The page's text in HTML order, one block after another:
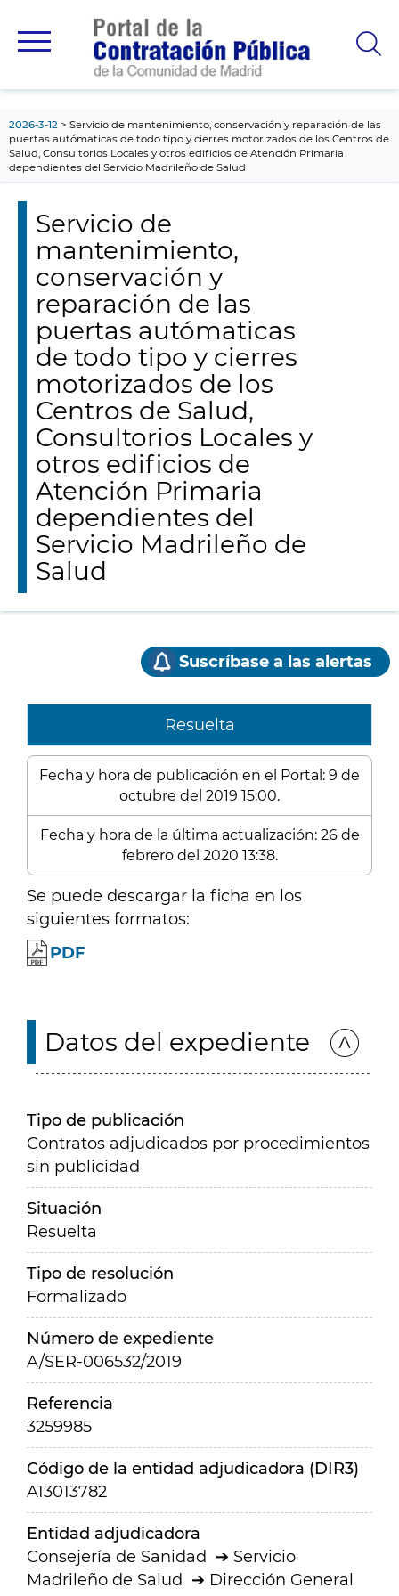
principal
2026-3-12
Servicio de mantenimiento, conservación y reparación de las
puertas autómaticas de todo tipo y cierres motorizados de los Centros de
Salud, Consultorios Locales y otros edificios de Atención Primaria
dependientes del Servicio Madrileño de Salud
Servicio de
mantenimiento,
conservación y
reparación de las
puertas autómaticas
de todo tipo y cierres
motorizados de los
Centros de Salud,
Consultorios Locales y
otros edificios de
Atención Primaria
dependientes del
Servicio Madrileño de
Salud
Suscríbase a las alertas
Resuelta
Fecha y hora de publicación en el Portal: 9 de
octubre del 2019 15:00.
Fecha y hora de la última actualización: 26 de
febrero del 2020 13:38.
Se puede descargar la ficha en los
siguientes formatos:
PDF
Datos del expediente
Tipo de publicación
Contratos adjudicados por procedimientos
sin publicidad
Situación
Resuelta
Tipo de resolución
Formalizado
Número de expediente
A/SER-006532/2019
Referencia
3259985
Código de la entidad adjudicadora (DIR3)
A13013782
Entidad adjudicadora
Consejería de Sanidad
Servicio
Madrileño de Salud
Dirección General